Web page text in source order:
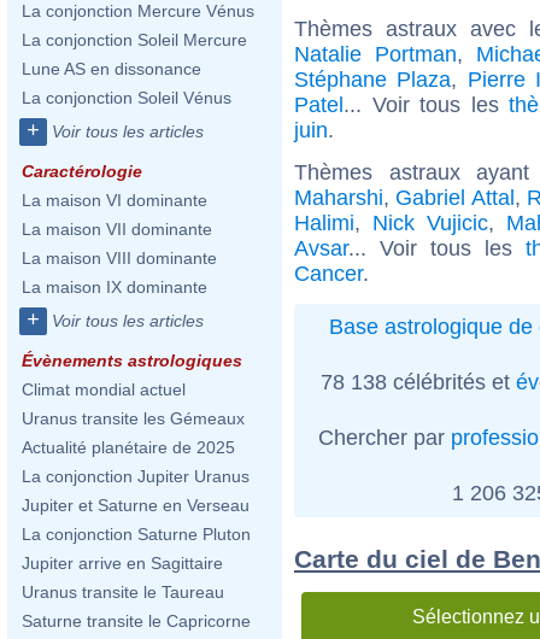
La conjonction Mercure Vénus
La conjonction Soleil Mercure
Lune AS en dissonance
La conjonction Soleil Vénus
+ Voir tous les articles
Caractérologie
La maison VI dominante
La maison VII dominante
La maison VIII dominante
La maison IX dominante
+ Voir tous les articles
Évènements astrologiques
Climat mondial actuel
Uranus transite les Gémeaux
Actualité planétaire de 2025
La conjonction Jupiter Uranus
Jupiter et Saturne en Verseau
La conjonction Saturne Pluton
Jupiter arrive en Sagittaire
Uranus transite le Taureau
Saturne transite le Capricorne
Thèmes astraux avec
Natalie Portman,
Stéphane Plaza, Pierre
Patel... Voir tous les
juin.
Thèmes astraux
Maharshi, Gabriel Attal,
Halimi, Nick Vujicic,
Avsar... Voir tous les
Cancer.
Base astrologique de
78 138 célébrités et
Chercher par
1 206
Carte du ciel de
Sélectionnez